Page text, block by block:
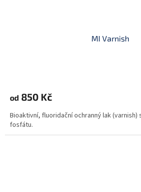
MI Varnish
od 850 Kč
Bioaktivní, fluoridační ochranný lak (varnish)
fosfátu.